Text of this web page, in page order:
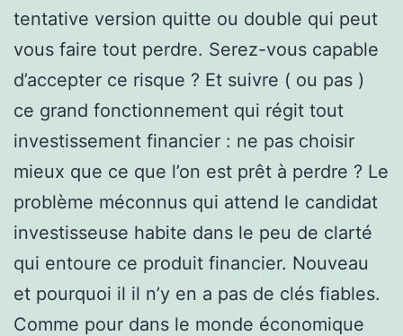
tentative version quitte ou double qui peut
vous faire tout perdre. Serez-vous capable
d’accepter ce risque ? Et suivre ( ou pas )
ce grand fonctionnement qui régit tout
investissement financier : ne pas choisir
mieux que ce que l’on est prêt à perdre ? Le
problème méconnus qui attend le candidat
investisseuse habite dans le peu de clarté
qui entoure ce produit financier. Nouveau
et pourquoi il il n’y en a pas de clés fiables.
Comme pour dans le monde économique